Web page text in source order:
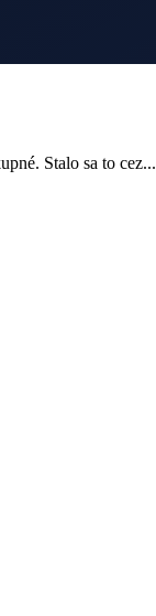
Stalo sa to cez...